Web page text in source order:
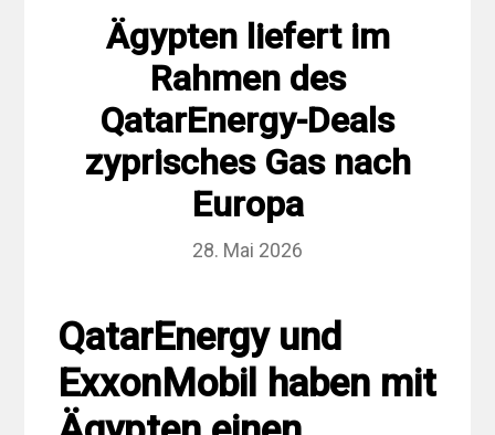
Ägypten liefert im
Rahmen des
QatarEnergy-Deals
zyprisches Gas nach
Europa
28. Mai 2026
QatarEnergy und
ExxonMobil haben mit